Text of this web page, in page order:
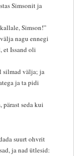
Simsonit ja
Simson!”
nagu ennegi
et Issand oli
silmad välja; ja
ja ta pidi
seda kui
suurt ohvrit
ja nad ütlesid: